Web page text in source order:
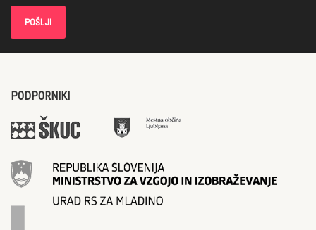
PODPORNIKI